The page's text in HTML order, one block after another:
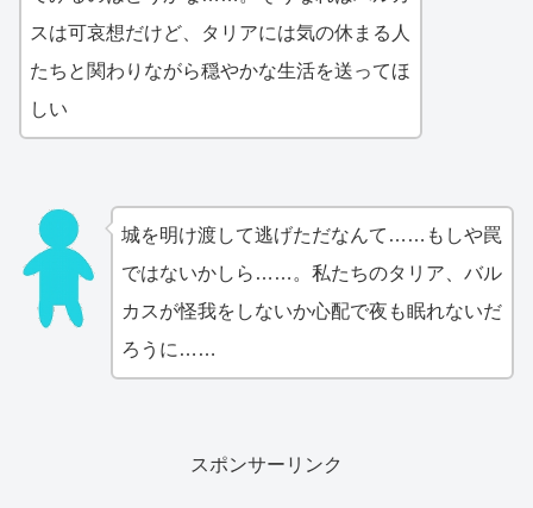
スは可哀想だけど、タリアには気の休まる人
たちと関わりながら穏やかな生活を送ってほ
しい
城を明け渡して逃げただなんて……もしや罠
ではないかしら……。私たちのタリア、バル
カスが怪我をしないか心配で夜も眠れないだ
ろうに……
スポンサーリンク